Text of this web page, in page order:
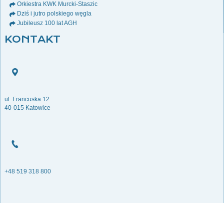
Orkiestra KWK Murcki-Staszic
Dziś i jutro polskiego węgla
Jubileusz 100 lat AGH
KONTAKT
ul. Francuska 12
40-015 Katowice
+48 519 318 800